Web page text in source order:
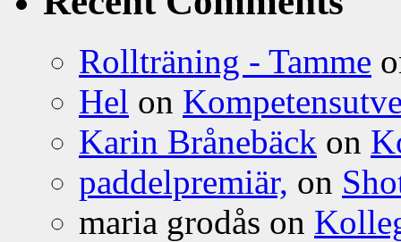
Rollträning - Tamme
Hel on
Karin Brånebäck on
paddelpremiär, on
maria grodås on